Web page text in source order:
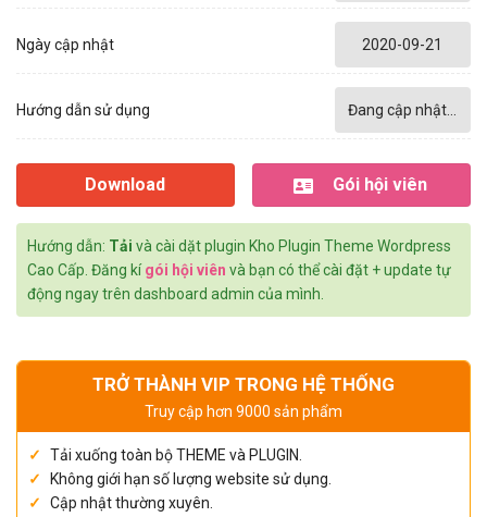
Ngày cập nhật 2020-09-21
Hướng dẫn sử dụng Đang cập nhật...
Download Gói hội viên
Hướng dẫn: Tải và cài dặt plugin Kho Plugin Theme Wordpress
Cao Cấp. Đăng kígói hội viên và bạn có thể cài đặt + update tự
động ngay trên dashboard admin của mình.
TRỞ THÀNH VIP TRONG HỆ THỐNG
Truy cập hơn 9000 sản phẩm
Tải xuống toàn bộ THEME và PLUGIN.
Không giới hạn số lượng website sử dụng.
Cập nhật thường xuyên.